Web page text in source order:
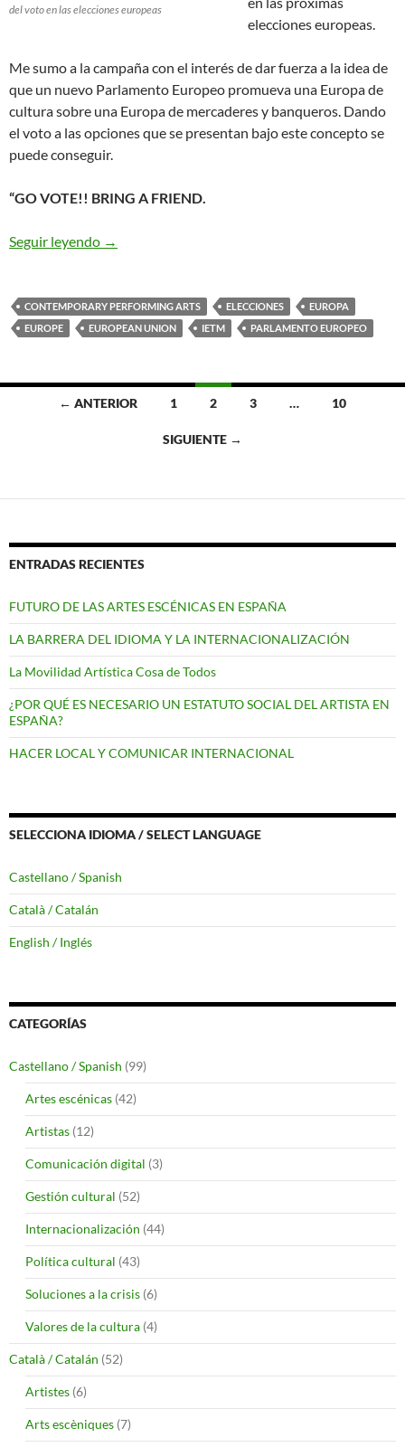
del voto en las elecciones europeas
elecciones europeas.
Me sumo a la campaña con el interés de dar fuerza a la idea de
que un nuevo Parlamento Europeo promueva una Europa de
cultura sobre una Europa de mercaderes y banqueros. Dando
el voto a las opciones que se presentan bajo este concepto se
puede conseguir.
“GO VOTE!! BRING A FRIEND.
Seguir leyendo Campaña del Sector Cultural Europeo a Favor
→
CONTEMPORARY PERFORMING ARTS ELECCIONES
EUROPA
EUROPE
EUROPEAN UNION IETM PARLAMENTO EUROPEO
entradas
← ANTERIOR 1 2 3 … 10
SIGUIENTE →
ENTRADAS RECIENTES
FUTURO DE LAS ARTES ESCÉNICAS EN ESPAÑA
LA BARRERA DEL IDIOMA Y LA INTERNACIONALIZACIÓN
La Movilidad Artística Cosa de Todos
¿POR QUÉ ES NECESARIO UN ESTATUTO SOCIAL DEL ARTISTA EN
ESPAÑA?
HACER LOCAL Y COMUNICAR INTERNACIONAL
SELECCIONA IDIOMA / SELECT LANGUAGE
Castellano / Spanish
Català / Catalán
English / Inglés
CATEGORÍAS
Castellano / Spanish (99)
Artes escénicas (42)
Artistas (12)
Comunicación digital (3)
Gestión cultural (52)
Internacionalización (44)
Política cultural (43)
Soluciones a la crisis (6)
Valores de la cultura (4)
Català / Catalán (52)
Artistes (6)
Arts escèniques (7)